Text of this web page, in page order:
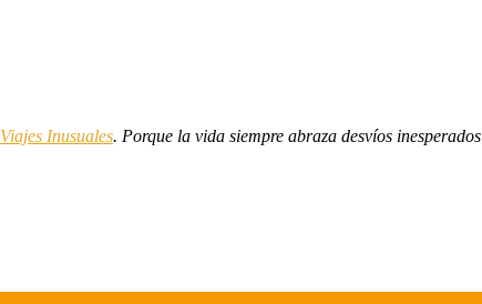
Viajes Inusuales. Porque la vida siempre abraza desvíos inesperados